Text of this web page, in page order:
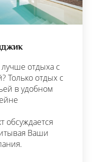
отдыха с
Только отдых с
в удобном
обсуждается
Ваши